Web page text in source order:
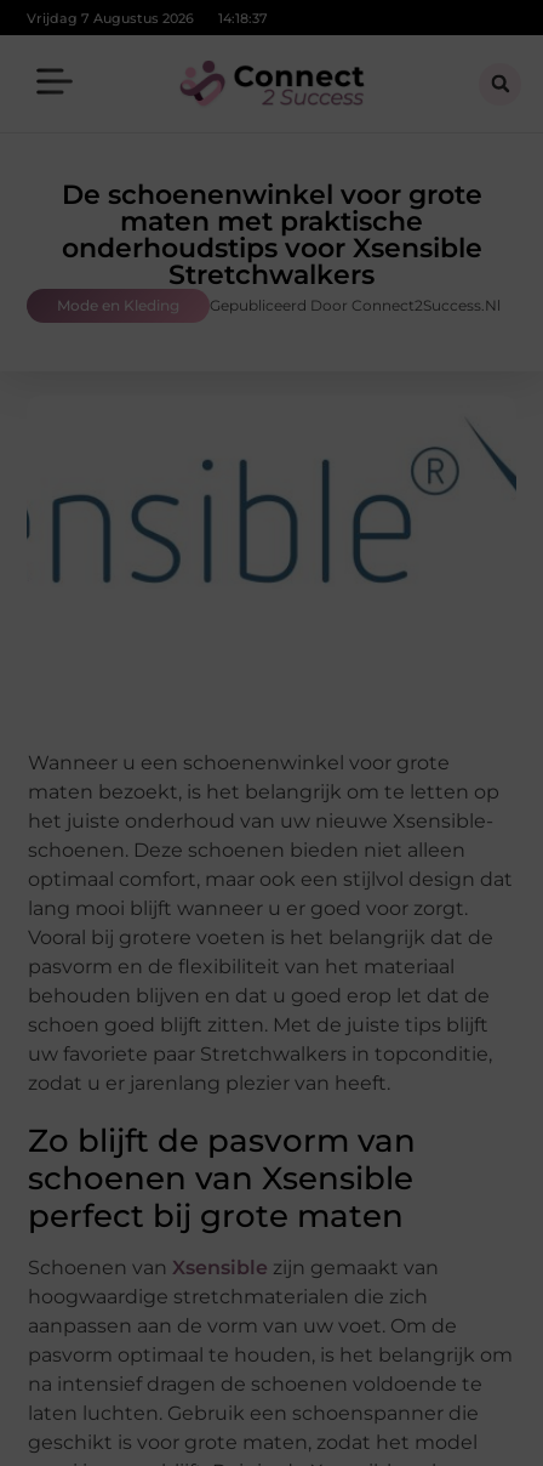
Vrijdag 7 Augustus 2026 14:18:38
De schoenenwinkel voor grote
maten met praktische
onderhoudstips voor Xsensible
Stretchwalkers
Mode en Kleding Gepubliceerd Door Connect2Success.nl
Wanneer u een schoenenwinkel voor grote
maten bezoekt, is het belangrijk om te letten op
het juiste onderhoud van uw nieuwe Xsensible-
schoenen. Deze schoenen bieden niet alleen
optimaal comfort, maar ook een stijlvol design dat
lang mooi blijft wanneer u er goed voor zorgt.
Vooral bij grotere voeten is het belangrijk dat de
pasvorm en de flexibiliteit van het materiaal
behouden blijven en dat u goed erop let dat de
schoen goed blijft zitten. Met de juiste tips blijft
uw favoriete paar Stretchwalkers in topconditie,
zodat u er jarenlang plezier van heeft.
Zo blijft de pasvorm van
schoenen van Xsensible
perfect bij grote maten
Schoenen vanXsensible zijn gemaakt van
hoogwaardige stretchmaterialen die zich
aanpassen aan de vorm van uw voet. Om de
pasvorm optimaal te houden, is het belangrijk om
na intensief dragen de schoenen voldoende te
laten luchten. Gebruik een schoenspanner die
geschikt is voor grote maten, zodat het model